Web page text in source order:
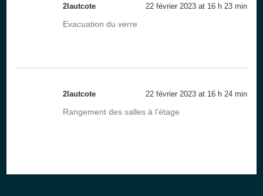
2lautcote 22 février 2023 at 16 h 23 min
Evacuation du verre
2lautcote 22 février 2023 at 16 h 24 min
Rangement des salles à l’étage